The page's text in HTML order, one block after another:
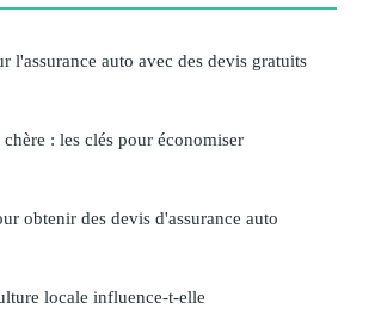
l'assurance auto avec des devis gratuits
chère : les clés pour économiser
obtenir des devis d'assurance auto
locale influence-t-elle